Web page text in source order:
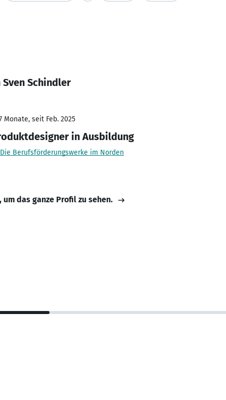
Schindler
Monate, seit Feb. 2025
in Ausbildung
Berufsförderungswerke im Norden
um das ganze Profil zu sehen.